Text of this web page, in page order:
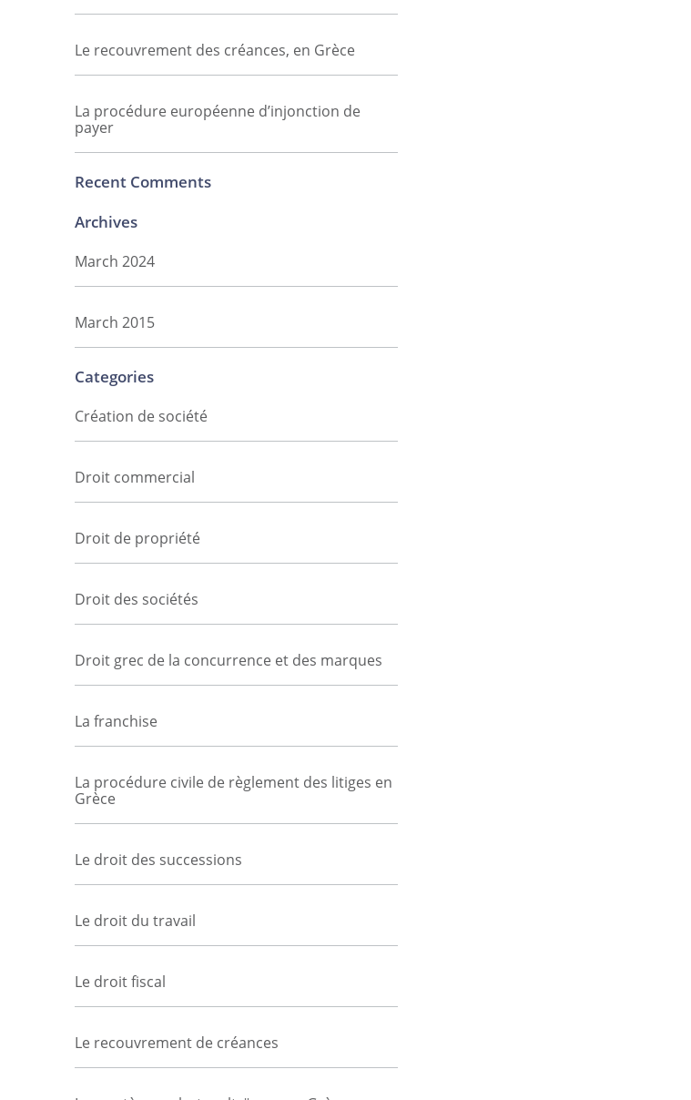
Le recouvrement des créances, en Grèce
La procédure européenne d’injonction de
payer
Recent Comments
Archives
March 2024
March 2015
Categories
Création de société
Droit commercial
Droit de propriété
Droit des sociétés
Droit grec de la concurrence et des marques
La franchise
La procédure civile de règlement des litiges en
Grèce
Le droit des successions
Le droit du travail
Le droit fiscal
Le recouvrement de créances